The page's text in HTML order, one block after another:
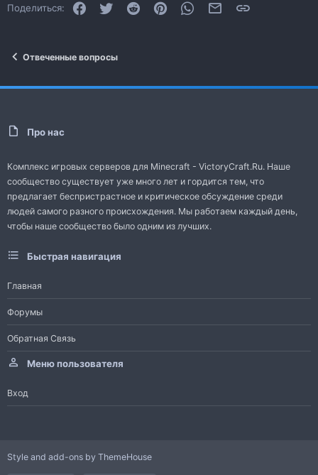
Поделиться: FacebookTwitter Reddit PinterestWhatsAppЭлектронная почта
Отвеченные вопросы
Про нас
Комплекс игровых серверов для Minecraft - VictoryCraft.Ru. Наше
сообщество существует уже много лет и гордится тем, что
предлагает беспристрастное и критическое обсуждение среди
людей самого разного происхождения. Мы работаем каждый день,
чтобы наше сообщество было одним из лучших.
Быстрая навигация
Главная
Форумы
Обратная Связь
Меню пользователя
Вход
Style and add-ons by ThemeHouse